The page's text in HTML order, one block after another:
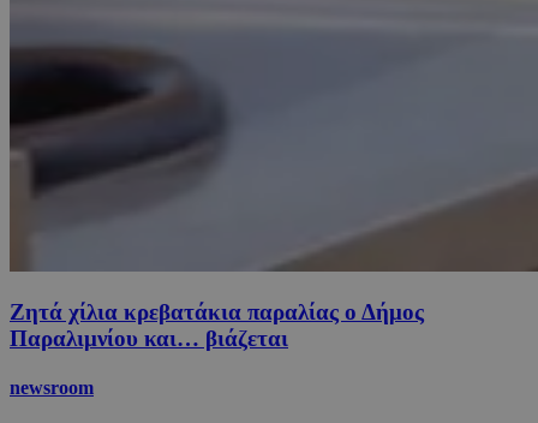
Ζητά χίλια κρεβατάκια παραλίας ο Δήμος
Παραλιμνίου και… βιάζεται
newsroom